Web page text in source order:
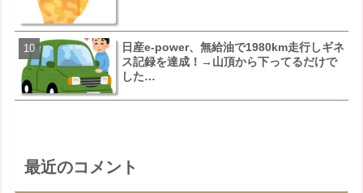
日産e-power、無給油で1980km走行しギネ
ス記録を達成！→山頂から下ってるだけで
した…
女芸人の吉住さん（36）メ
に美人の部類だったと判明
最近のコメント